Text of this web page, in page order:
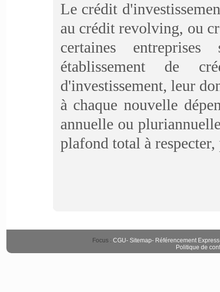
Le crédit
au crédit revolving, ou
certaines
établissement de
d'investissement, leur
à chaque nouvelle
annuelle ou
plafond total à
Focus : CGU- Sitemap- Référencement Express
Politique de